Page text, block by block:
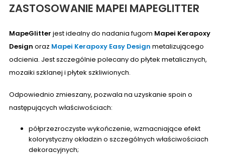
ZASTOSOWANIE MAPEI MAPEGLITTER
MapeGlitter jest idealny do nadania fugom Mapei Kerapoxy
Design oraz Mapei Kerapoxy Easy Design metalizującego
odcienia. Jest szczególnie polecany do płytek metalicznych,
mozaiki szklanej i płytek szkliwionych.
Odpowiednio zmieszany, pozwala na uzyskanie spoin o
następujących właściwościach:
półprzezroczyste wykończenie, wzmacniające efekt
kolorystyczny okładzin o szczególnych właściwościach
dekoracyjnych;